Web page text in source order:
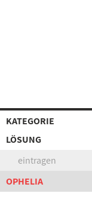
KATEGORIE
LÖSUNG
eintragen
OPHELIA